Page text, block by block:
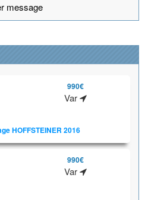
message
990€
Var
HOFFSTEINER 2016
990€
Var